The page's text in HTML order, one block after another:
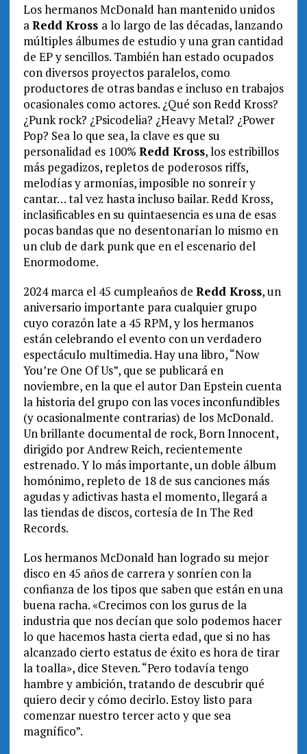
Los hermanos McDonald han mantenido unidos
aRedd Kross a lo largo de las décadas, lanzando
múltiples álbumes de estudio y una gran cantidad
de EP y sencillos. También han estado ocupados
con diversos proyectos paralelos, como
productores de otras bandas e incluso en trabajos
ocasionales como actores. ¿Qué son Redd Kross?
¿Punk rock? ¿Psicodelia? ¿Heavy Metal? ¿Power
Pop? Sea lo que sea, la clave es que su
personalidad es 100% Redd Kross, los estribillos
más pegadizos, repletos de poderosos riffs,
melodías y armonías, imposible no sonreír y
cantar… tal vez hasta incluso bailar. Redd Kross,
inclasificables en su quintaesencia es una de esas
pocas bandas que no desentonarían lo mismo en
un club de dark punk que en el escenario del
Enormodome.
2024 marca el 45 cumpleaños de Redd Kross, un
aniversario importante para cualquier grupo
cuyo corazón late a 45 RPM, y los hermanos
están celebrando el evento con un verdadero
espectáculo multimedia. Hay una libro, “Now
You’re One Of Us”, que se publicará en
noviembre, en la que el autor Dan Epstein cuenta
la historia del grupo con las voces inconfundibles
(y ocasionalmente contrarias) de los McDonald.
Un brillante documental de rock, Born Innocent,
dirigido por Andrew Reich, recientemente
estrenado. Y lo más importante, un doble álbum
homónimo, repleto de 18 de sus canciones más
agudas y adictivas hasta el momento, llegará a
las tiendas de discos, cortesía de In The Red
Records.
Los hermanos McDonald han logrado su mejor
disco en 45 años de carrera y sonríen con la
confianza de los tipos que saben que están en una
buena racha. «Crecimos con los gurus de la
industria que nos decían que solo podemos hacer
lo que hacemos hasta cierta edad, que si no has
alcanzado cierto estatus de éxito es hora de tirar
la toalla», dice Steven. “Pero todavía tengo
hambre y ambición, tratando de descubrir qué
quiero decir y cómo decirlo. Estoy listo para
comenzar nuestro tercer acto y que sea
magnífico”.